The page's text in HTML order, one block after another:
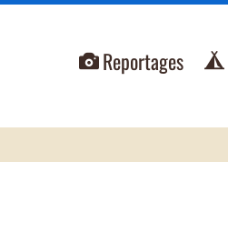
Reportages